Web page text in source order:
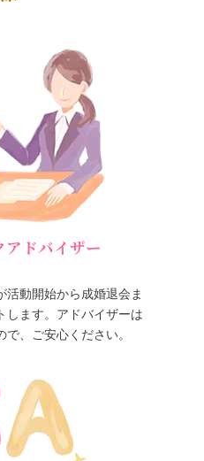
ドバイザー
活動開始から成婚退会ま
します。アドバイザーは
、ご安心ください。